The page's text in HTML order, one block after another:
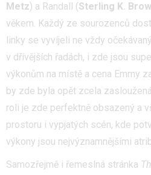
Metz) a Randall (Sterling K.
věkem. Každý ze sourozenců
linky se vyvíjeli ne vždy
v dřívějších řadách, i zde jsou
výkonům na místě a cena Emmy
by zde byla opět zcela
roli je zde perfektně obsazený a
prostoru i vypjatých scén, kde
výkony jsou nejvýznamnějšími
Samozřejmě i řemeslná stránka